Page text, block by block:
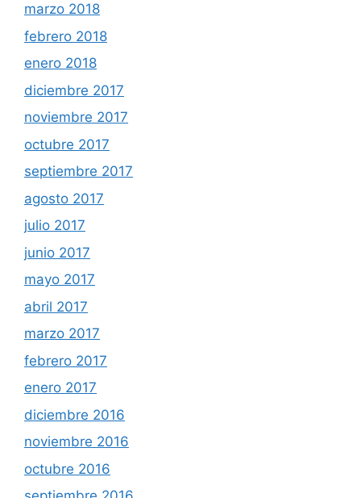
marzo 2018
febrero 2018
enero 2018
diciembre 2017
noviembre 2017
octubre 2017
septiembre 2017
agosto 2017
julio 2017
junio 2017
mayo 2017
abril 2017
marzo 2017
febrero 2017
enero 2017
diciembre 2016
noviembre 2016
octubre 2016